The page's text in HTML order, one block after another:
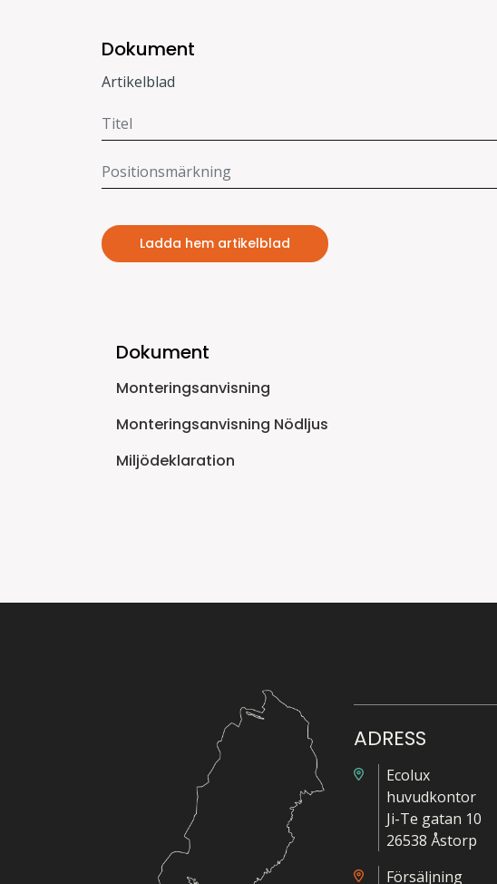
Dokument
Artikelblad
Ladda hem artikelblad
Dokument
Monteringsanvisning
Monteringsanvisning Nödljus
Miljödeklaration
ADRESS
Ecolux
huvudkontor
Ji-Te gatan 10
26538 Åstorp
Försäljning